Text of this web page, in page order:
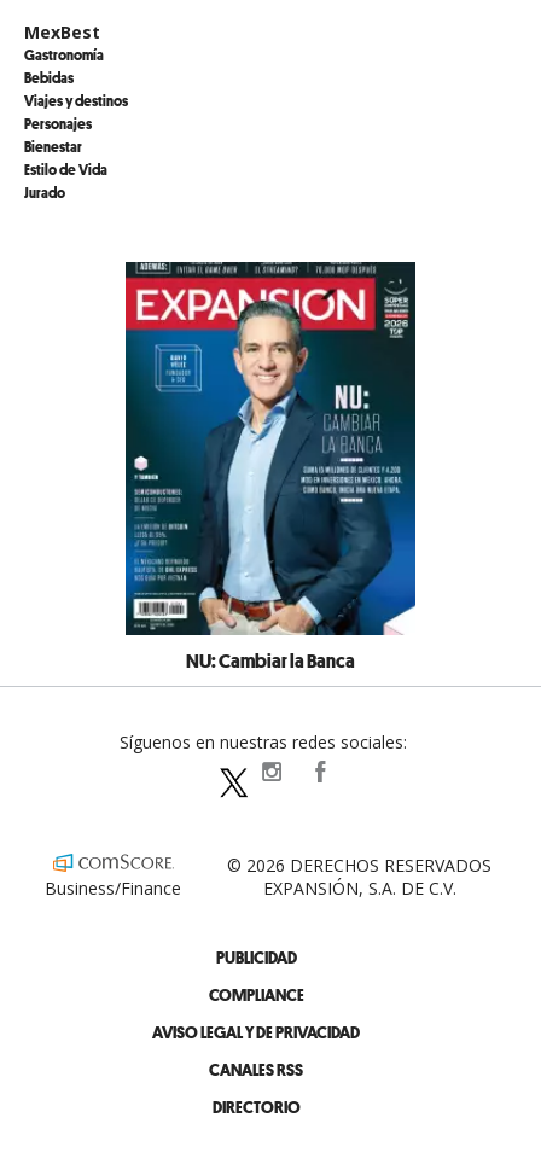
MexBest
Gastronomía
Bebidas
Viajes y destinos
Personajes
Bienestar
Estilo de Vida
Jurado
NU: Cambiar la Banca
PUBLICIDAD
COMPLIANCE
AVISO LEGAL Y DE PRIVACIDAD
CANALES RSS
DIRECTORIO
Síguenos en nuestras redes sociales:
expansionpolitica
Business/Finance
© 2026 DERECHOS RESERVADOS
EXPANSIÓN, S.A. DE C.V.